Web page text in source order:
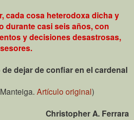
cada cosa heterodoxa dicha y
durante casi seis años, con
y decisiones desastrosas,
dejar de confiar en el cardenal
Artículo original)
Christopher A. Ferrara